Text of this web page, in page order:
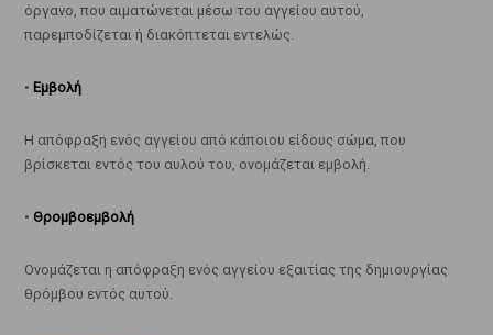
όργανο, που αιματώνεται μέσω του αγγείου αυτού,
παρεμποδίζεται ή διακόπτεται εντελώς.
• Εμβολή
Η απόφραξη ενός αγγείου από κάποιου είδους σώμα, που
βρίσκεται εντός του αυλού του, ονομάζεται εμβολή.
• Θρομβοεμβολή
Ονομάζεται η απόφραξη ενός αγγείου εξαιτίας της δημιουργίας
θρόμβου εντός αυτού.